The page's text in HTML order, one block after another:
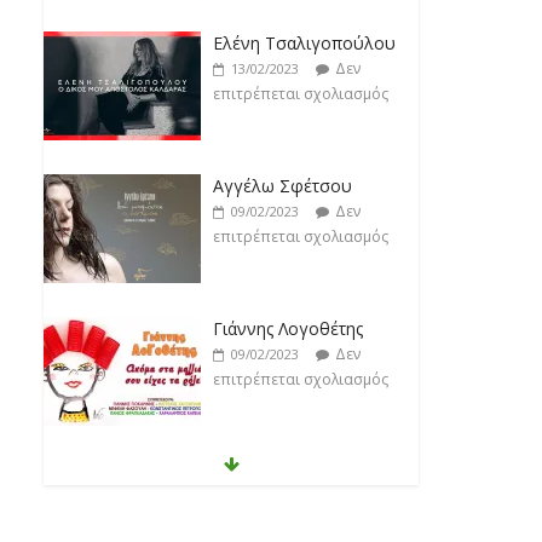
Αγγέλω Σφέτσου
09/02/2023
Δεν
επιτρέπεται σχολιασμός
Γιάννης Λογοθέτης
09/02/2023
Δεν
επιτρέπεται σχολιασμός
Anemos
03/02/2023
Δεν
επιτρέπεται σχολιασμός
Θοδωρής Φέρρης